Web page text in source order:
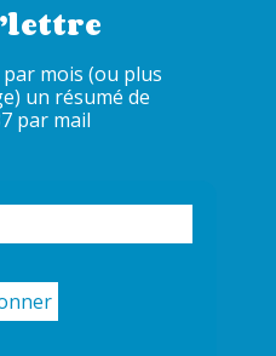
mois (ou plus
un résumé de
par mail